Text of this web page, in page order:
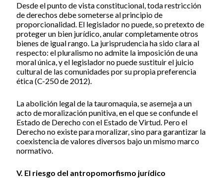
Desde el punto de vista constitucional, toda restricción
de derechos debe someterse al principio de
proporcionalidad. El legislador no puede, so pretexto de
proteger un bien jurídico, anular completamente otros
bienes de igual rango. La jurisprudencia ha sido clara al
respecto: el pluralismo no admite la imposición de una
moral única, y el legislador no puede sustituir el juicio
cultural de las comunidades por su propia preferencia
ética (C-250 de 2012).
La abolición legal de la tauromaquia, se asemeja a un
acto de moralización punitiva, en el que se confunde el
Estado de Derecho con el Estado de Virtud. Pero el
Derecho no existe para moralizar, sino para garantizar la
coexistencia de valores diversos bajo un mismo marco
normativo.
V. El riesgo del antropomorfismo jurídico